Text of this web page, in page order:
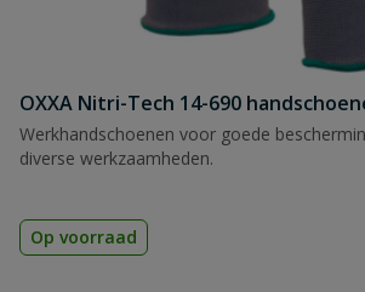
OXXA Nitri-Tech 14-690
Werkhandschoenen voor goede
diverse werkzaamheden.
Op voorraad